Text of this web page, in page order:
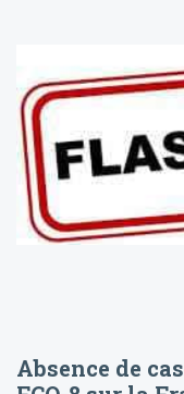
Absence de